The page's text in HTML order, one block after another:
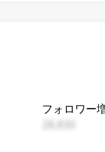
フォロワー